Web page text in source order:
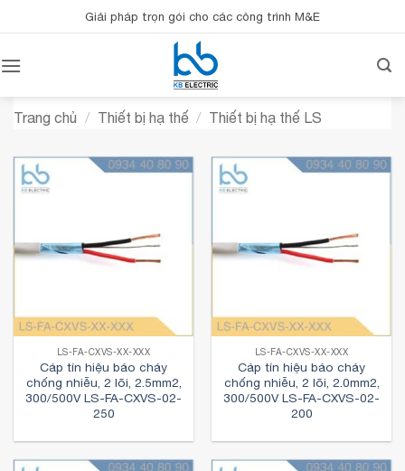
qua
dung
Giải pháp trọn gói cho các công trình M&E
Trang chủ / Thiết bị hạ thế / Thiết bị hạ thế LS
LS-FA-CXVS-XX-XXX
Cáp tín hiệu báo cháy
chống nhiễu, 2 lõi, 2.5mm2,
300/500V LS-FA-CXVS-02-
250
LS-FA-CXVS-XX-XXX
Cáp tín hiệu báo cháy
chống nhiễu, 2 lõi, 2.0mm2,
300/500V LS-FA-CXVS-02-
200